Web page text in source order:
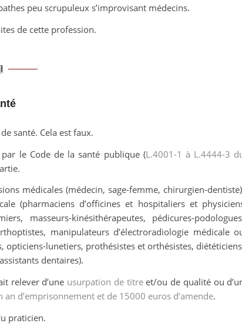
peu scrupuleux s’improvisant médecins.
de cette profession.
santé. Cela est faux.
le Code de la santé publique (L.4001-1 à L.4444-3
médicales (médecin, sage-femme, chirurgien-
(pharmaciens d’officines et hospitaliers et
masseurs-kinésithérapeutes, pédicures-
manipulateurs d’électroradiologie médicale
lunetiers, prothésistes et orthésistes,
dentaires).
relever d’une usurpation de titreet/ou de qualité ou
d’emprisonnement et de 15000 euros d’amende.
praticien.